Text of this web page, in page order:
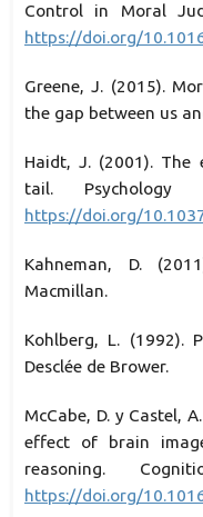
Control in Moral
https://doi.org/
Greene, J. (2015).
the gap between us
Haidt, J. (2001).
tail. Psychology
https://doi.org/
Kahneman, D.
Macmillan.
Kohlberg, L. (1992).
Desclée de Brower.
McCabe, D. y Castel,
effect of brain
reasoning.
https://doi.org/